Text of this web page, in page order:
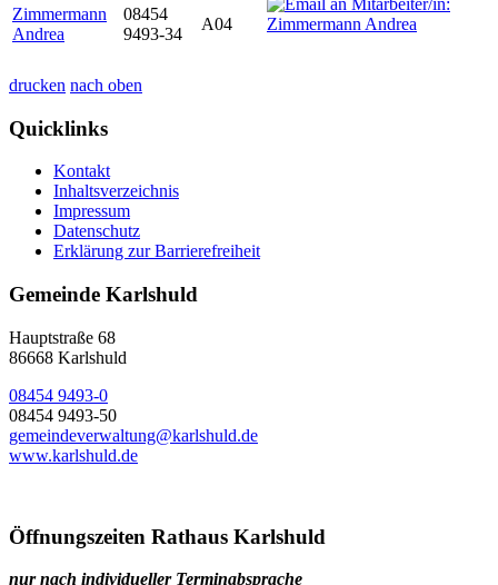
Zimmermann
Andrea
08454
9493-34
A04
drucken nach oben
Quicklinks
Kontakt
Inhaltsverzeichnis
Impressum
Datenschutz
Erklärung zur Barrierefreiheit
Gemeinde Karlshuld
Hauptstraße 68
86668 Karlshuld
08454 9493-0
08454 9493-50
gemeindeverwaltung@karlshuld.de
www.karlshuld.de
Öffnungszeiten Rathaus Karlshuld
nur nach individueller Terminabsprache